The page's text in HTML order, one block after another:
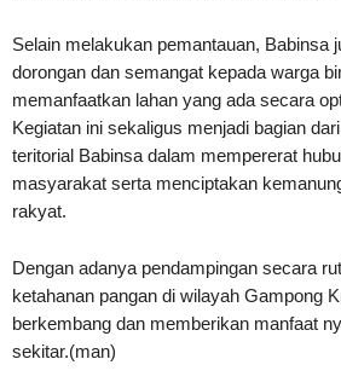
Selain melakukan pemantauan, Babinsa
dorongan dan semangat kepada warga
memanfaatkan lahan yang ada secara
Kegiatan ini sekaligus menjadi bagian
teritorial Babinsa dalam mempererat
masyarakat serta menciptakan
rakyat.
Dengan adanya pendampingan secara
ketahanan pangan di wilayah Gampong
berkembang dan memberikan manfaat
sekitar.(man)